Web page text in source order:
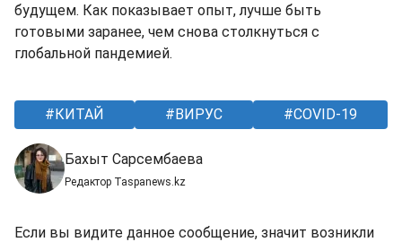
будущем. Как показывает опыт, лучше быть
готовыми заранее, чем снова столкнуться с
глобальной пандемией.
КИТАЙ ВИРУС COVID-19
Бахыт Сарсембаева
Редактор Taspanews.kz
Если вы видите данное сообщение, значит возникли